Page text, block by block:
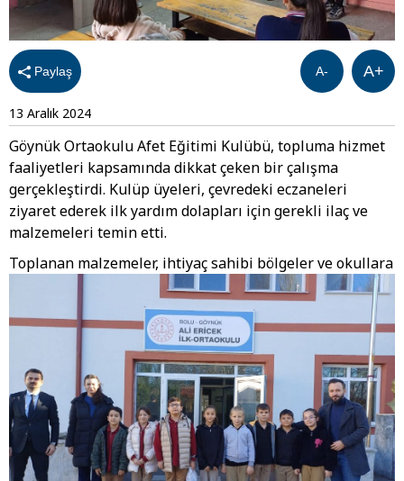
Paylaş A+
A-
13 Aralık 2024
Göynük Ortaokulu Afet Eğitimi Kulübü, topluma hizmet
faaliyetleri kapsamında dikkat çeken bir çalışma
gerçekleştirdi. Kulüp üyeleri, çevredeki eczaneleri
ziyaret ederek ilk yardım dolapları için gerekli ilaç ve
malzemeleri temin etti.
Toplanan malzemeler, ihtiyaç sahibi bölgeler ve okullara